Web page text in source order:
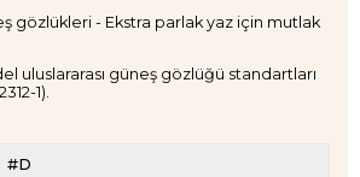
gözlükleri - Ekstra parlak yaz için mutlak
uluslararası güneş gözlüğü standartları
1).
#D